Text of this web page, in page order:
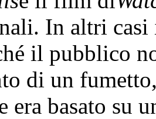
In altri casi
il pubblico
di un
era basato